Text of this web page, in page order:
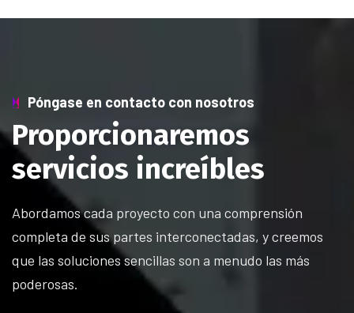
Póngase en contacto con nosotros
Proporcionaremos
servicios increíbles
Abordamos cada proyecto con una comprensión
completa de sus partes interconectadas, y creemos
que las soluciones sencillas son a menudo las más
poderosas.